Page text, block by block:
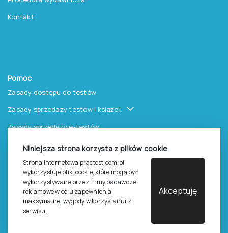
Niniejsza strona korzysta z plików cookie
Strona internetowa practest.com.pl
wykorzystuje pliki cookie, które mogą być
wykorzystywane przez firmy badawcze i
reklamowe w celu zapewnienia
maksymalnej wygody w korzystaniu z
serwisu.
Akceptuję
Kontakt
Pomoc
Zasady dostępu do testów
Zasady sprzedaży testów i książek
Zasady sprzedaży e-testów
Cennik i katalog
Zasady zapisów na szkolenia
Dla studentów i doktorantów
Epsilon dla studentów i pracowników naukowych uczelni
Legalność używana testów